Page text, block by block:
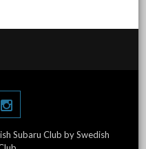
Subaru Club by Swedish